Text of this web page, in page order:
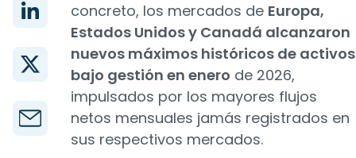
concreto, los mercados de Europa,
Estados Unidos y Canadá alcanzaron
nuevos máximos históricos de activos
bajo gestión en enero de 2026,
impulsados por los mayores flujos
netos mensuales jamás registrados en
sus respectivos mercados.